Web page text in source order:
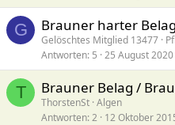
G Brauner harter
Gelöschtes Mitglied 13477
Antworten 5 25 August 2020
T Brauner Belag /
ThorstenSt Algen
Antworten 2 12 Oktober